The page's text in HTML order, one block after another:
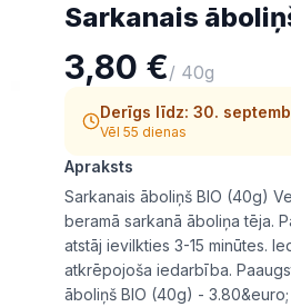
Sarkanais
3,80 €/ 40g
Derīgs līdz: 30.
Vēl 55 dienas
Apraksts
Sarkanais āboliņš BIO (40g)
beramā sarkanā āboliņa tēja.
atstāj ievilkties 3-15 minūtes.
atkrēpojoša iedarbība.
āboliņš BIO (40g) -